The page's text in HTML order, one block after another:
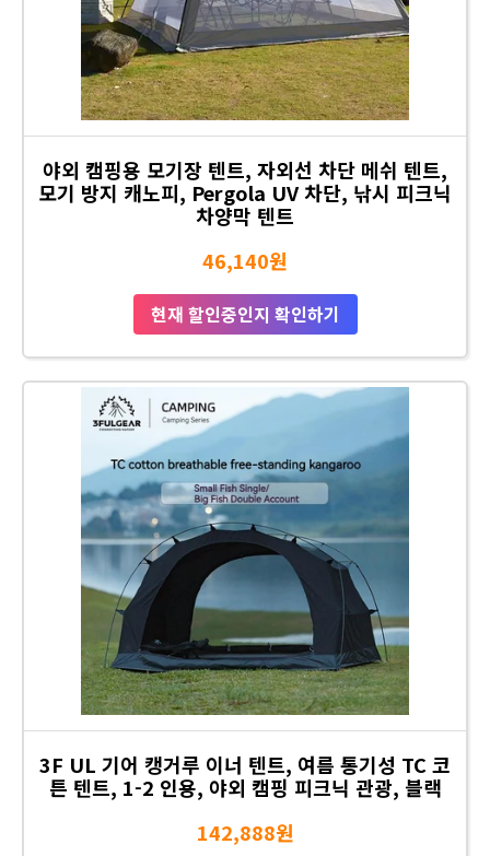
야외 캠핑용 모기장 텐트, 자외선 차단 메쉬 텐트,
모기 방지 캐노피, Pergola UV 차단, 낚시 피크닉
차양막 텐트
46,140원
현재 할인중인지 확인하기
3F UL 기어 캥거루 이너 텐트, 여름 통기성 TC 코
튼 텐트, 1-2 인용, 야외 캠핑 피크닉 관광, 블랙
142,888원